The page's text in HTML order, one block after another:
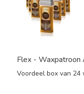
Flex - Waxpatroon
Voordeel box van 24